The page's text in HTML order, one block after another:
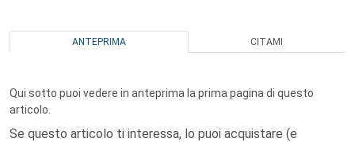
ANTEPRIMA CITAMI
Qui sotto puoi vedere in anteprima la prima pagina di questo
articolo.
Se questo articolo ti interessa, lo puoi acquistare (e